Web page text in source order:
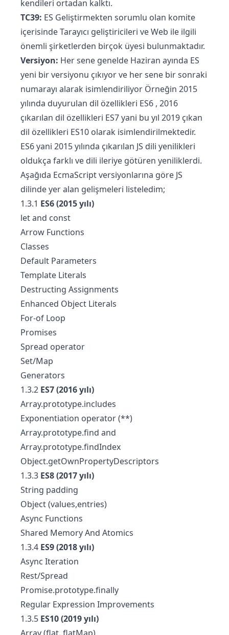
kendileri ortadan kalktı.
TC39: ES Geliştirmekten sorumlu olan komite
içerisinde Tarayıcı geliştiricileri ve Web ile ilgili
önemli şirketlerden birçok üyesi bulunmaktadır.
Versiyon: Her sene genelde Haziran ayında ES
yeni bir versiyonu çıkıyor ve her sene bir sonraki
numarayı alarak isimlendiriliyor Örneğin 2015
yılında duyurulan dil özellikleri ES6 , 2016
çıkarılan dil özellikleri ES7 yani bu yıl 2019 çıkan
dil özellikleri ES10 olarak isimlendirilmektedir.
ES6 yani 2015 yılında çıkarılan JS dili yenilikleri
oldukça farklı ve dili ileriye götüren yeniliklerdi.
Aşağıda EcmaScript versiyonlarına göre JS
dilinde yer alan gelişmeleri listeledim;
1.3.1 ES6 (2015 yılı)
let and const
Arrow Functions
Classes
Default Parameters
Template Literals
Destructing Assignments
Enhanced Object Literals
For-of Loop
Promises
Spread operator
Set/Map
Generators
1.3.2 ES7 (2016 yılı)
Array.prototype.includes
Exponentiation operator (**)
Array.prototype.find and
Array.prototype.findIndex
Object.getOwnPropertyDescriptors
1.3.3 ES8 (2017 yılı)
String padding
Object (values,entries)
Async Functions
Shared Memory And Atomics
1.3.4 ES9 (2018 yılı)
Async Iteration
Rest/Spread
Promise.prototype.finally
Regular Expression Improvements
1.3.5 ES10 (2019 yılı)